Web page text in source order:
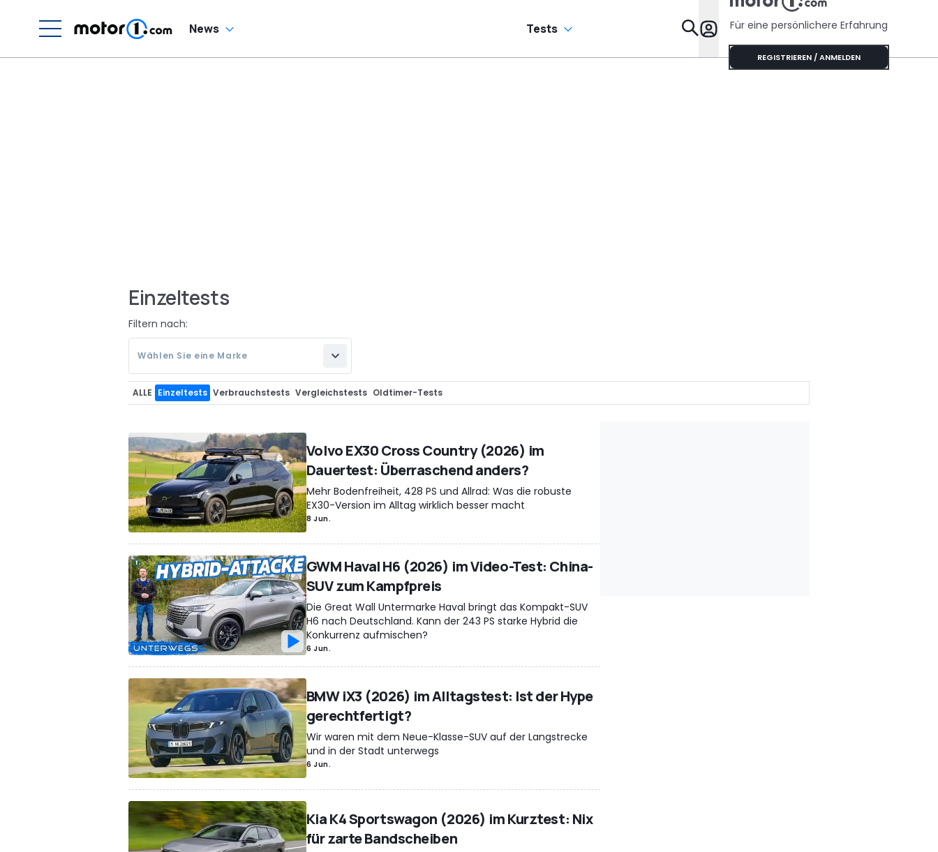
News Tests Specials
Für eine persönlichere Erfahrung
REGISTRIEREN / ANMELDEN
Einzeltests
Filtern nach:
Wählen Sie eine Marke
ALLE Einzeltests Verbrauchstests Vergleichstests Oldtimer-Tests
Volvo EX30 Cross Country (2026) im
Dauertest: Überraschend anders?
Mehr Bodenfreiheit, 428 PS und Allrad: Was die robuste
EX30-Version im Alltag wirklich besser macht
8 Jun.
GWM Haval H6 (2026) im Video-Test: China-
SUV zum Kampfpreis
Die Great Wall Untermarke Haval bringt das Kompakt-SUV
H6 nach Deutschland. Kann der 243 PS starke Hybrid die
Konkurrenz aufmischen?
6 Jun.
BMW iX3 (2026) im Alltagstest: Ist der Hype
gerechtfertigt?
Wir waren mit dem Neue-Klasse-SUV auf der Langstrecke
und in der Stadt unterwegs
6 Jun.
Kia K4 Sportswagon (2026) im Kurztest: Nix
für zarte Bandscheiben